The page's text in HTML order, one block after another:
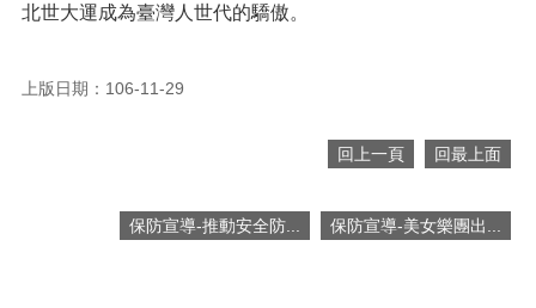
北世大運成為臺灣人世代的驕傲。
上版日期：106-11-29
回上一頁 回最上面
保防宣導-推動安全防... 保防宣導-美女樂團出...